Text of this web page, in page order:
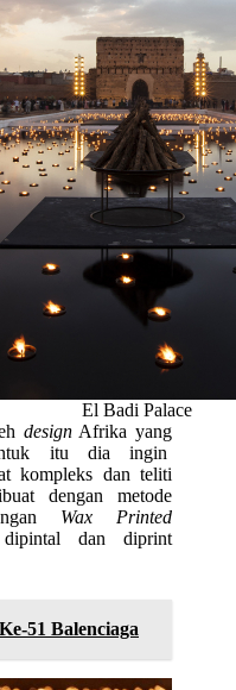
El Badi Palace
designAfrika yang
itu dia ingin
kompleks dan teliti
dengan metode
Wax Printed
dan diprint
51 Balenciaga